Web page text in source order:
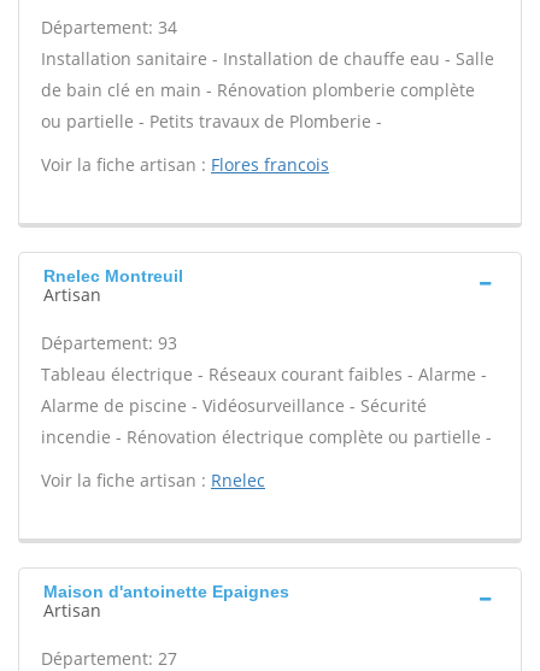
Département: 34
Installation sanitaire - Installation de chauffe eau - Salle
de bain clé en main - Rénovation plomberie complète
ou partielle - Petits travaux de Plomberie -
Voir la fiche artisan : Flores francois
Rnelec Montreuil
Artisan
Département: 93
Tableau électrique - Réseaux courant faibles - Alarme -
Alarme de piscine - Vidéosurveillance - Sécurité
incendie - Rénovation électrique complète ou partielle -
Voir la fiche artisan : Rnelec
Maison d'antoinette Epaignes
Artisan
Département: 27